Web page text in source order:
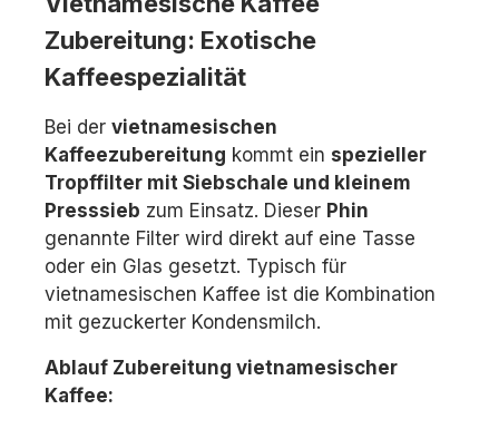
Zubereitung: Exotische
Kaffeespezialität
Bei der vietnamesischen
Kaffeezubereitung kommt ein spezieller
Tropffilter mit Siebschale und kleinem
Presssieb zum Einsatz. Dieser Phin
genannte Filter wird direkt auf eine Tasse
oder ein Glas gesetzt. Typisch für
vietnamesischen Kaffee ist die Kombination
mit gezuckerter Kondensmilch.
Ablauf Zubereitung vietnamesischer
Kaffee: